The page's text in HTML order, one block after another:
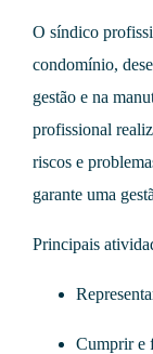
O síndico
condomínio,
gestão e na
profissional
riscos e
garante uma
Principais
Cumprir e